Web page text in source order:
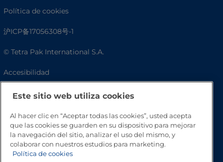
Política de cookies
沪ICP备17056308号-1
© Tetra Pak International S.A.
Accesibilidad
Preguntas frecuentes
Este sitio web utiliza cookies
Al hacer clic en “Aceptar todas las cookies”, usted acepta
que las cookies se guarden en su dispositivo para mejorar
la navegación del sitio, analizar el uso del mismo, y
colaborar con nuestros estudios para marketing.
Política de cookies